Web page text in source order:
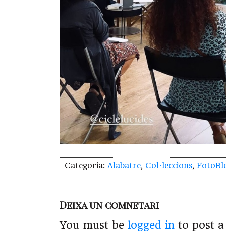
Categoria: Alabatre, Col·leccions,
Deixa un comnetari
You must be logged in to post